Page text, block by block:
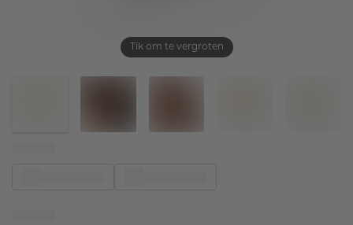
Tik om te vergroten